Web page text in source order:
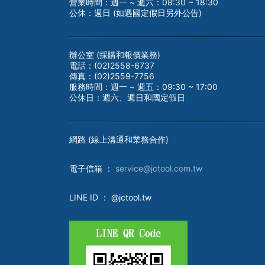
營業時間：週一 ~ 週六：08:30 ~ 18:30
公休：週日 (如遇國定假日另外公告)
辦公室 (採購和報價業務)
電話：(02)2558-6737
傳真：(02)2559-7756
服務時間：週一 ~ 週五：09:30 ~ 17:00
公休日：週六、週日和國定假日
網路 (線上溝通和業務合作)
電子信箱 ： service@jctool.com.tw
LINE ID ： @jctool.tw